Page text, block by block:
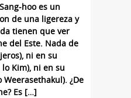
hoo es un
de una ligereza y
tienen que ver
del Este. Nada de
ni en su
Kim), ni en su
¿De
Es […]